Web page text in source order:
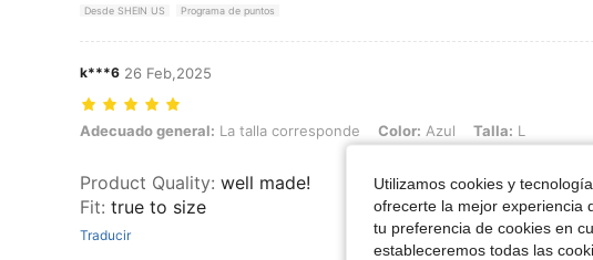
Desde SHEIN US Programa de puntos
k***6 26 Feb,2025
Adecuado general: La talla corresponde, Color: Azul, Talla: L
Adecuado general: La talla corresponde Color: Azul Talla: L
Product Quality: well made!
Fit: true to size
Traducir
Utilizamos cookies y
ofrecerte la mejor experiencia
tu preferencia de cookies en
estableceremos todas las